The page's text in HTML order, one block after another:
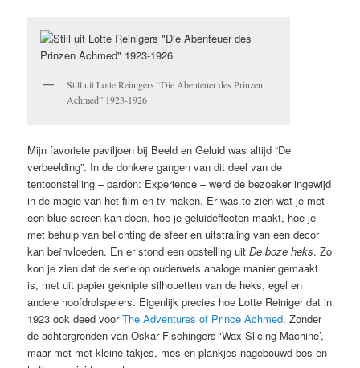
Still uit Lotte Reinigers “Die Abenteuer des Prinzen
Achmed” 1923-1926
Mijn favoriete paviljoen bij Beeld en Geluid was altijd “De
verbeelding”. In de donkere gangen van dit deel van de
tentoonstelling – pardon: Experience – werd de bezoeker ingewijd
in de magie van het film en tv-maken. Er was te zien wat je met
een blue-screen kan doen, hoe je geluideffecten maakt, hoe je
met behulp van belichting de sfeer en uitstraling van een decor
kan beïnvloeden. En er stond een opstelling uitDe boze heks. Zo
kon je zien dat de serie op ouderwets analoge manier gemaakt
is, met uit papier geknipte silhouetten van de heks, egel en
andere hoofdrolspelers. Eigenlijk precies hoe Lotte Reiniger dat in
1923 ook deed voorThe Adventures of Prince Achmed. Zonder
de achtergronden van Oskar Fischingers ‘Wax Slicing Machine’,
maar met met kleine takjes, mos en plankjes nagebouwd bos en